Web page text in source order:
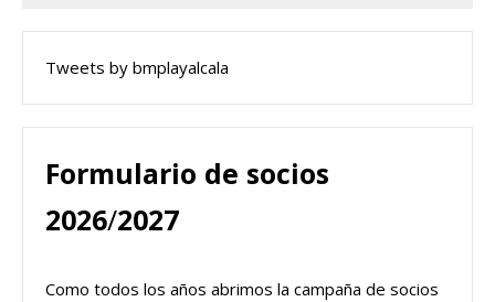
Tweets by bmplayalcala
Formulario de socios
2026/2027
Como todos los años abrimos la campaña de socios